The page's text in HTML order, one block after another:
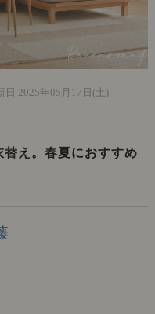
日 2025年05月17日(土)
え。春夏におすすめ